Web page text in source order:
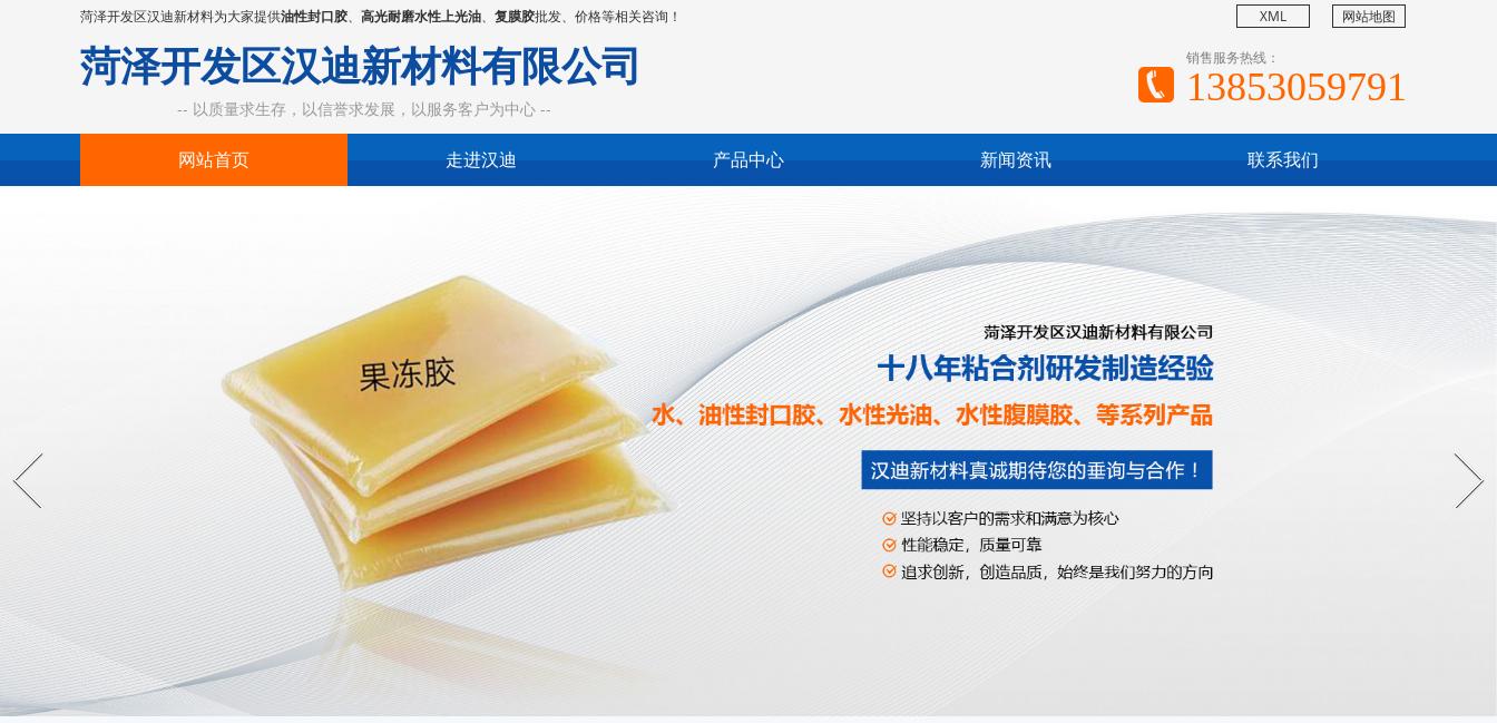
菏泽开发区汉迪新材料为大家提供油性封口胶、 高光耐磨水性上光油、 复膜胶批发、价格等相关咨询！ 网站地图
XML
菏泽开发区汉迪新材料有限公司
-- 以质量求生存，以信誉求发展，以服务客户为中心 --
销售服务热线：
13853059791
网站首页 走进汉迪 产品中心 新闻资讯 联系我们